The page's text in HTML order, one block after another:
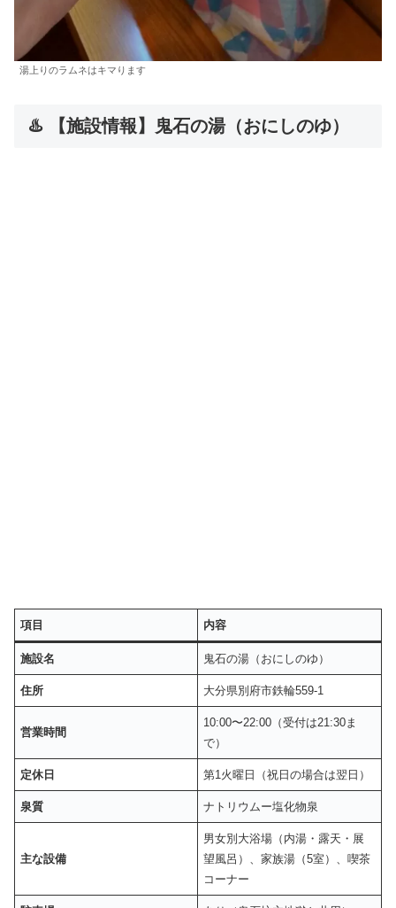
湯上りのラムネはキマります
♨️ 【施設情報】鬼石の湯（おにしのゆ）
項目 内容
施設名 鬼石の湯（おにしのゆ）
住所 大分県別府市鉄輪559-1
営業時間
10:00〜22:00（受付は21:30ま
で）
定休日 第1火曜日（祝日の場合は翌日）
泉質 ナトリウムー塩化物泉
主な設備
男女別大浴場（内湯・露天・展
望風呂）、家族湯（5室）、喫茶
コーナー